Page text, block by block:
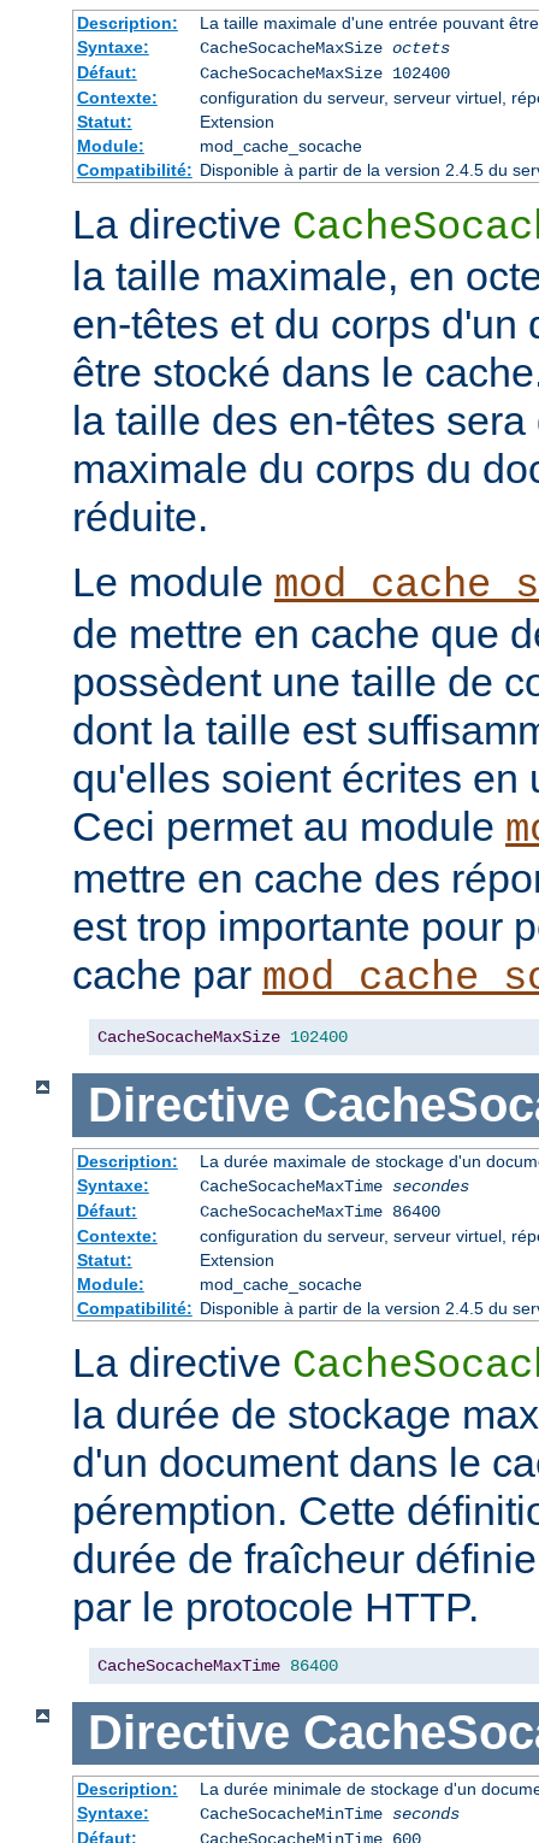
Description:
La taille maximale d'une entrée pouvant
Syntaxe:
CacheSocacheMaxSize octets
Défaut:
CacheSocacheMaxSize 102400
Contexte:
configuration du serveur, serveur virtuel,
Statut:
Extension
Module:
mod_cache_socache
Compatibilité: Disponible à partir de la version 2.4.5 du
La directive
la taille maximale, en
en-têtes et du corps d'un
être stocké dans le
la taille des en-têtes
maximale du corps du
réduite.
Le module
de mettre en cache que
possèdent une taille de
dont la taille est
qu'elles soient écrites en
Ceci permet au module
mettre en cache des
est trop importante pour
cache par
CacheSocacheMaxSize 102400
Directive
Description:
La durée maximale de stockage d'un
Syntaxe:
CacheSocacheMaxTime secondes
Défaut:
CacheSocacheMaxTime 86400
Contexte:
configuration du serveur, serveur virtuel,
Statut:
Extension
Module:
mod_cache_socache
Compatibilité: Disponible à partir de la version 2.4.5 du
La directive
la durée de stockage
d'un document dans le
péremption. Cette
durée de fraîcheur
par le protocole HTTP.
CacheSocacheMaxTime 86400
Directive
Description:
La durée minimale de stockage d'un
Syntaxe:
CacheSocacheMinTime seconds
Défaut: